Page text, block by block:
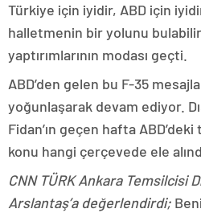
Türkiye için iyidir, ABD için
halletmenin bir yolunu
yaptırımlarının modası geçti.
ABD’den gelen bu F-35
yoğunlaşarak devam ediyor.
Fidan’ın geçen hafta ABD’deki
konu hangi çerçevede ele
CNN TÜRK Ankara Temsilcisi
Arslantaş’a değerlendirdi;